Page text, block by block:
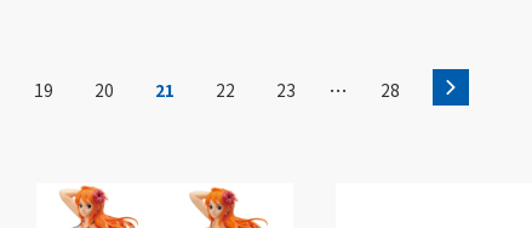
19 20 21 22 23 … 28